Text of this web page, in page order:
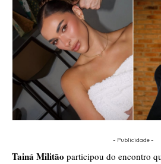
- Publicidade -
Tainá Militão participou do encontro